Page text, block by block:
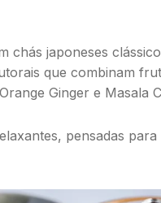
chás japoneses
que combinam
Ginger e Masala
pensadas